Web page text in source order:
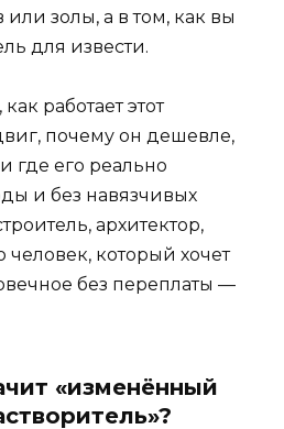
золы, а в том, как вы
для извести.
работает этот
почему он дешевле,
где его реально
и без навязчивых
архитектор,
человек, который хочет
без переплаты —
«изменённый